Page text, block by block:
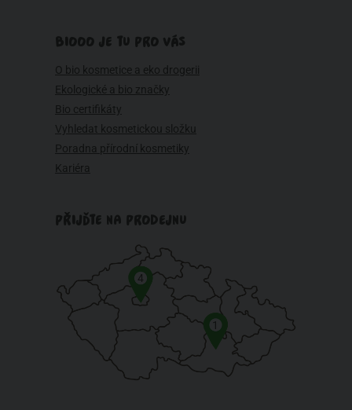
BIOOO JE TU PRO VÁS
O bio kosmetice a eko drogerii
Ekologické a bio značky
Bio certifikáty
Vyhledat kosmetickou složku
Poradna přírodní kosmetiky
Kariéra
PŘIJĎTE NA PRODEJNU
1
4